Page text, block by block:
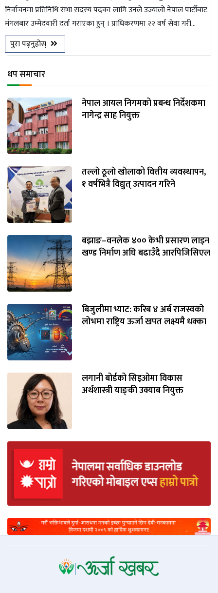
निर्वाचनमा प्रतिनिधि सभा सदस्य पदका लागि उनले उज्यालो नेपाल पार्टीबाट
मंगलबार उम्मेदवारी दर्ता गराएका हुन् । प्राधिकरणमा २२ वर्ष सेवा गरी...
पुरा पढ्नुहोस्
थप समाचार
नेपाल आयल निगमको प्रबन्ध निर्देशकमा
नागेन्द्र साह नियुक्त
तल्लाे ठूलाे खाेलाको वित्तीय व्यवस्थापन,
१ वर्षभित्रै विद्युत् उत्पादन गरिने
बझाङ–वनलेक ४०० केभी प्रसारण लाइन
खण्ड निर्माण अघि बढाउँदै आरपिजिसिएल
बिजुलीमा भ्याट: करिब ४ अर्ब राजस्वको
लोभमा राष्ट्रिय ऊर्जा खपत लक्ष्यमै धक्का
लगानी बोर्डको सिइओमा विकास
अर्थशास्त्री याङ्‌की उक्याब नियुक्त